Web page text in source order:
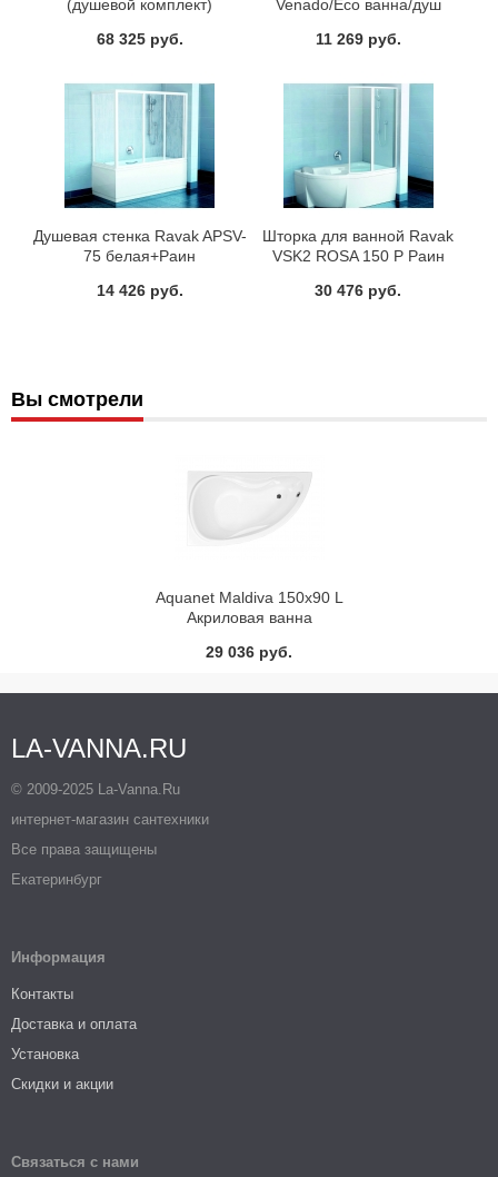
(душевой комплект)
Черный кристалл Swarovski
68 325 руб.
Venado/Eco ванна/душ
11 269 руб.
Душевая стенка Ravak APSV-
75 белая+Раин
14 426 руб.
Шторка для ванной Ravak
VSK2 ROSA 150 P Раин
30 476 руб.
Вы смотрели
Aquanet Maldiva 150х90 L
Акриловая ванна
29 036 руб.
LA-VANNA.RU
© 2009-2025 La-Vanna.Ru
интернет-магазин сантехники
Все права защищены
Екатеринбург
Информация
Контакты
Доставка и оплата
Установка
Скидки и акции
Связаться с нами